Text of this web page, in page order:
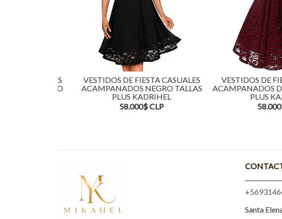
VESTIDOS DE FIESTA CASUALES
ACAMPANADOS NEGRO TALLAS
PLUS KADRIHEL
58.000$ CLP
VESTIDOS DE
ACAMPANADOS DE
PLUS
58.000$
Santa